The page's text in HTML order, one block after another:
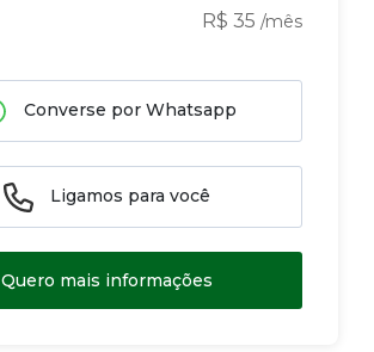
R$ 35 /mês
Converse por Whatsapp
Ligamos para você
Quero mais informações